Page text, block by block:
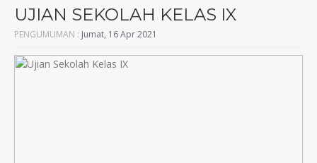
UJIAN SEKOLAH KELAS IX
PENGUMUMAN : Jumat, 16 Apr 2021